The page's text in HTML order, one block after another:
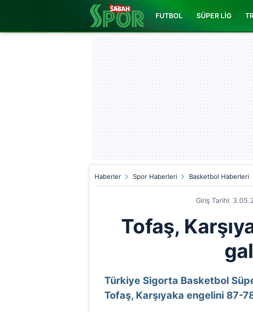
FUTBOL SÜPER LİG
Haberler Spor Haberleri Basketbol Haberleri
Giriş Tarihi:
Tofaş,
Türkiye Sigorta Basketbol
Tofaş, Karşıyaka engelini 87-